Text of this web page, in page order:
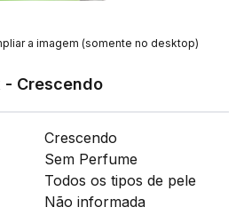
a imagem (somente no desktop)
- Crescendo
Crescendo
Sem Perfume
Todos os tipos de pele
Não informada